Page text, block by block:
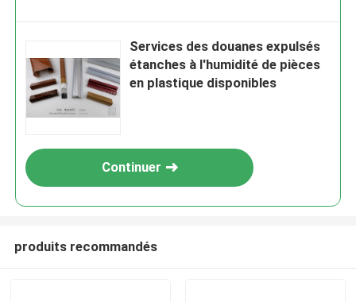
Services des douanes expulsés
étanches à l'humidité de pièces
en plastique disponibles
Continuer
produits recommandés